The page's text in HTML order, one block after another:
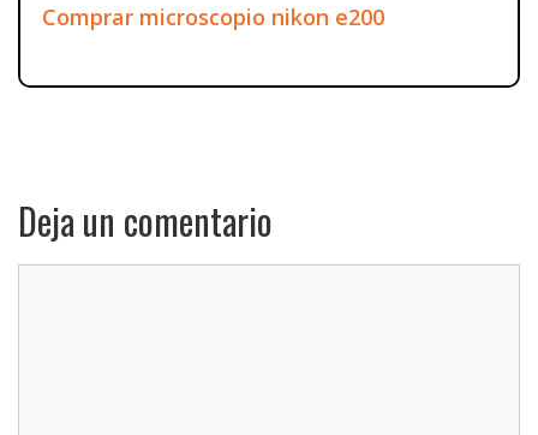
Comprar microscopio nikon e200
Deja un comentario